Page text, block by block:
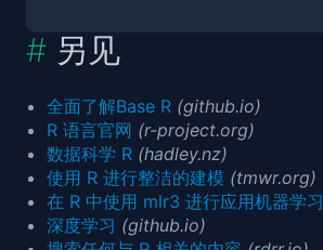
另见
全面了解Base R (github.io)
R 语言官网 (r-project.org)
数据科学 R (hadley.nz)
使用 R 进行整洁的建模 (tmwr.org)
在 R 中使用 mlr3 进行应用机器学习
深度学习 (github.io)